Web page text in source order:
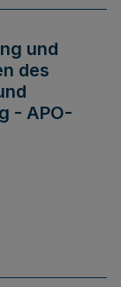
und
des
- APO-